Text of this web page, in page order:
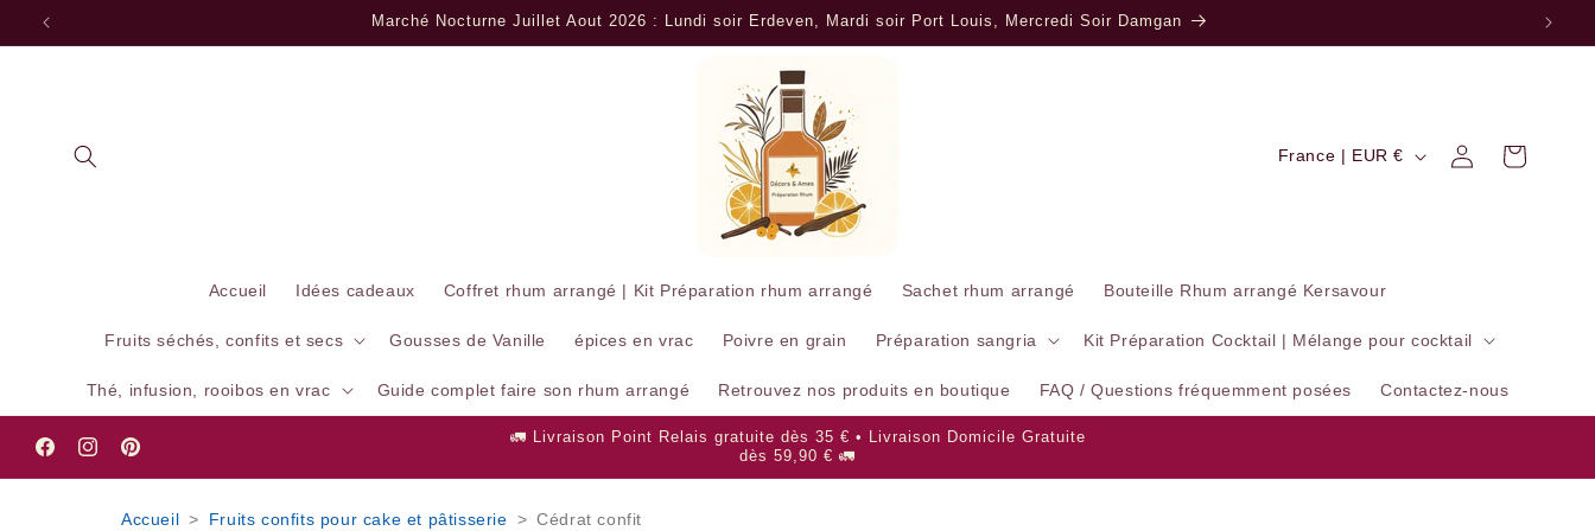
passer
au
Marché Nocturne Juillet Aout 2026 : Lundi soir Erdeven, Mardi soir Port Louis, Mercredi Soir Damgan
Accueil Idées cadeaux Coffret rhum arrangé | Kit Préparation rhum arrangé Sachet rhum arrangé Bouteille Rhum arrangé Kersavour
Fruits séchés, confits et secs Gousses de Vanille épices en vrac Poivre en grain Préparation sangria Kit Préparation Cocktail | Mélange pour cocktail
Thé, infusion, rooibos en vrac Guide complet faire son rhum arrangé Retrouvez nos produits en boutique FAQ / Questions fréquemment posées Contactez-nous
P
/
r
g
o
France | EUR € ConnexionPanier
FacebookInstagramPinterest
🚛 Livraison Point Relais gratuite dès 35 € • Livraison Domicile Gratuite
dès 59,90 € 🚛
Accueil > Fruits confits pour cake et pâtisserie > Cédrat confit